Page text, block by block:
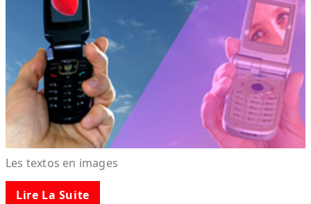
Les textos en images
Lire La Suite